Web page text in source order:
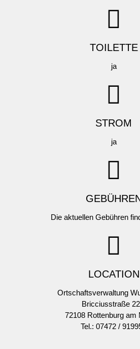
TOILETTE
ja
STROM
ja
Die aktuellen Gebühren
LOCATION
Ortschaftsverwaltung
Bricciusstraße
72108 Rottenburg am
Tel.: 07472 /